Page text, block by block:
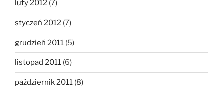
luty 2012 (7)
styczeń 2012 (7)
grudzień 2011 (5)
listopad 2011 (6)
październik 2011 (8)